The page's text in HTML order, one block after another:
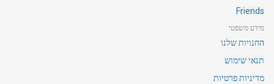
Friends
מידע משפטי
החנויות שלנו
תנאי שימוש
מדיניות פרטיות